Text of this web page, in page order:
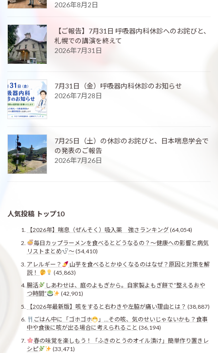
2026年8月2日
【ご報告】7月31日 呼吸器内科休診へのお詫びと、
札幌での講演を終えて
2026年7月31日
7月31日（金）呼吸器内科休診のお知らせ
2026年7月28日
7月25日（土）の休診のお詫びと、日本喘息学会で
の発表のご報告
2026年7月26日
人気投稿 トップ10
【2026年】喘息（ぜんそく）吸入薬 強さランキング(64,054)
毎日カップラーメンを食べるとどうなるの？〜健康への影響と病気
リストまとめ
〜(54,410)
アレルギー？
山芋を食べるとかゆくなるのはなぜ？原因と対策を解
説！
(45,863)
腸活
しあわせは、庭のよもぎから。自家製よもぎ餅で“整えるおや
つ時間”
(42,901)
【2026年最新版】咳をすると右わきや左脇が痛い理由とは？ (38,887)
ごはん中に「ゴホゴホ
」…その咳、気のせいじゃないかも？食事
中や食後に咳が出る場合に考えられること (36,194)
春の味覚を楽しもう！「ふきのとうのオイル漬け」簡単作り置きレ
シピ
(33,471)